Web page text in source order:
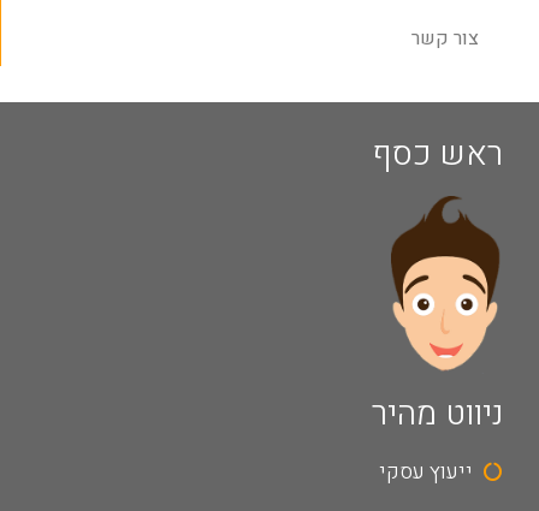
צור קשר
ראש כסף
ניווט מהיר
ייעוץ עסקי